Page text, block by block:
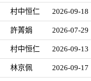
村中恒仁 2026-09-18
許菁娟 2026-07-29
村中恒仁 2026-09-13
林京佩 2026-09-17